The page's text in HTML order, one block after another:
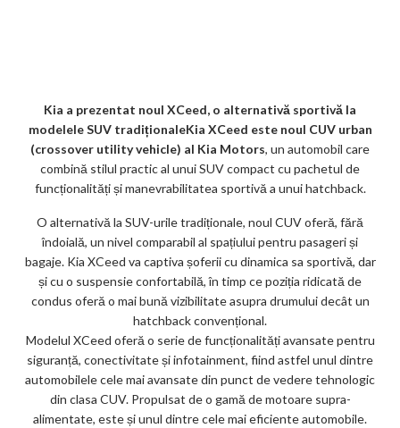
o
o
k
m
ar
ks
Kia a prezentat noul XCeed, o alternativă sportivă la
modelele SUV tradiționaleKia XCeed este noul CUV urban
(crossover utility vehicle) al Kia Motors, un automobil care
combină stilul practic al unui SUV compact cu pachetul de
funcționalități și manevrabilitatea sportivă a unui hatchback.
O alternativă la SUV-urile tradiționale, noul CUV oferă, fără
îndoială, un nivel comparabil al spațiului pentru pasageri și
bagaje. Kia XCeed va captiva șoferii cu dinamica sa sportivă, dar
și cu o suspensie confortabilă, în timp ce poziția ridicată de
condus oferă o mai bună vizibilitate asupra drumului decât un
hatchback convențional.
Modelul XCeed oferă o serie de funcționalități avansate pentru
siguranță, conectivitate și infotainment, fiind astfel unul dintre
automobilele cele mai avansate din punct de vedere tehnologic
din clasa CUV. Propulsat de o gamă de motoare supra-
alimentate, este și unul dintre cele mai eficiente automobile.